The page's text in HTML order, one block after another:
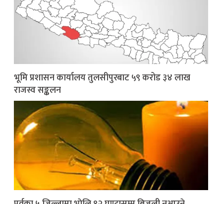
भूमि प्रशासन कार्यालय तुलसीपुरबाट ५९ करोड ३४ लाख
राजस्व सङ्कलन